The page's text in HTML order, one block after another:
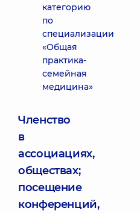
категорию
по
специализации
«Общая
практика-
семейная
медицина»
Членство
в
ассоциациях,
обществах;
посещение
конференций,